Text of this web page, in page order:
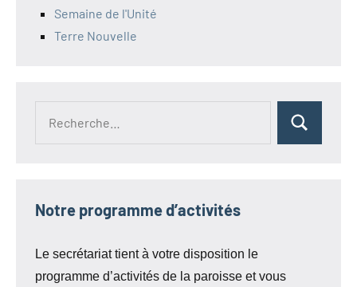
Semaine de l'Unité
Terre Nouvelle
Rechercher
Notre programme d’activités
Le secrétariat tient à votre disposition le
programme d’activités de la paroisse et vous